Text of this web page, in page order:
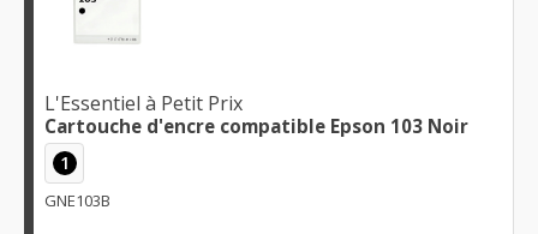
L'Essentiel à Petit Prix
Cartouche d'encre compatible Epson 103 Noir
1
GNE103B